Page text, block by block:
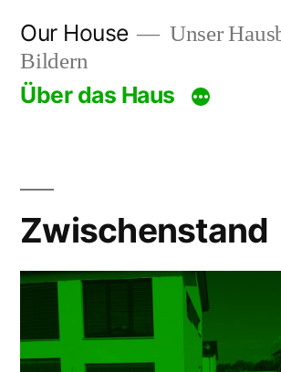
Inhalt
springen
Our House
Unser
Bildern
Über das Haus
Zwischenstand